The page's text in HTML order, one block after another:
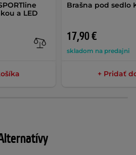
a LED
Brašna pod sedlo
17,90 €
skladom na predajni
+ Pridať